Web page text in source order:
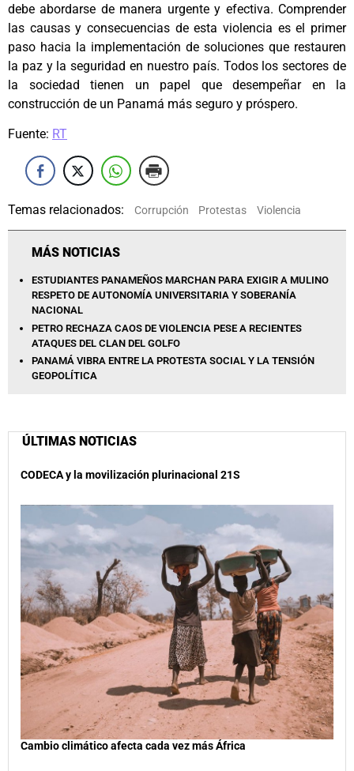
debe abordarse de manera urgente y efectiva. Comprender
las causas y consecuencias de esta violencia es el primer
paso hacia la implementación de soluciones que restauren
la paz y la seguridad en nuestro país. Todos los sectores de
la sociedad tienen un papel que desempeñar en la
construcción de un Panamá más seguro y próspero.
Fuente: RT
Temas relacionados: Corrupción Protestas Violencia
MÁS NOTICIAS
ESTUDIANTES PANAMEÑOS MARCHAN PARA EXIGIR A MULINO
RESPETO DE AUTONOMÍA UNIVERSITARIA Y SOBERANÍA
NACIONAL
PETRO RECHAZA CAOS DE VIOLENCIA PESE A RECIENTES
ATAQUES DEL CLAN DEL GOLFO
PANAMÁ VIBRA ENTRE LA PROTESTA SOCIAL Y LA TENSIÓN
GEOPOLÍTICA
ÚLTIMAS NOTICIAS
CODECA y la movilización plurinacional 21S
Cambio climático afecta cada vez más África